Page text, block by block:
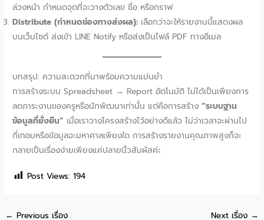
ล่วงหน้า กำหนดจุดที่จะวางตัวเลข ชื่อ หรือกราฟ
Distribute (กำหนดช่องทางส่งผล): เลือกว่าจะให้รายงานนี้แสดงผล
บนเว็บไซต์ ส่งเข้า LINE Notify หรือส่งเป็นไฟล์ PDF ทางอีเมล
บทสรุป: ความสะดวกที่มาพร้อมความแม่นยำ
การสร้างระบบ Spreadsheet → Report อัตโนมัติ ไม่ได้เป็นเพียงการ
ลดภาระงานของครูหรือนักพัฒนาเท่านั้น แต่คือการสร้าง“ระบบฐาน
ข้อมูลที่ยั่งยืน” เมื่อเราวางโครงสร้างไว้อย่างดีแล้ว ไม่ว่าเวลาจะผ่านไป
กี่เทอมหรือข้อมูลจะมหาศาลเพียงใด การสร้างรายงานคุณภาพสูงก็จะ
กลายเป็นเรื่องง่ายเพียงแค่ปลายนิ้วสัมผัสค่ะ
Post Views: 194
← Previous เรื่อง Next เรื่อง →